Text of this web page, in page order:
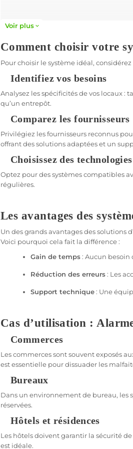
Pourquoi opter pour une
Une alarme professionnelle est bien
vandalisme et même les incidents tels
Protection adaptée à votre
se concentrent davantage sur la
aux exigences spécifiques de chaque
Surveillance 24/7
Les systèmes d’alarme modernes
Conformité réglementaire
Certaines activités professionnelles
Les différents types de
Choisir une alarme pour votre
systèmes d’alarme pour les
Alarme pour les
Les alarmes filaires sont connectées à
Alarme pour les
Les alarmes sans fil sont parfaites pour
Alarmes connectées
Ces systèmes modernes sont dotés de
sont compatibles avec les applications
Fonctionnalités clés des
Un bon système d’alarme pour les
Voir plus expand_more
Comment choisir votre
Pour choisir le système idéal,
Identifiez vos besoins
Analysez les spécificités de vos locaux :
qu’un entrepôt.
Comparez les fournisseurs
Privilégiez les fournisseurs reconnus
offrant des solutions adaptées et un
Choisissez des
Optez pour des systèmes compatibles
régulières.
Les avantages des
Un des grands avantages des solutions
Voici pourquoi cela fait la différence :
Gain de temps: Aucun besoin
Réduction des erreurs: Les
Support technique: Une
Cas d’utilisation :
Commerces
Les commerces sont souvent exposés
est essentielle pour dissuader les
Bureaux
Dans un environnement de bureau, les
réservées.
Hôtels et résidences
Les hôtels doivent garantir la sécurité
est idéale.